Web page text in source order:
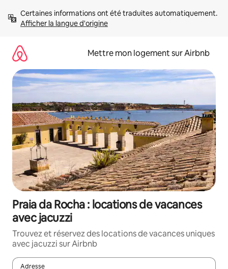
directement
Afficher la langue d'origine
Mettre mon logement sur Airbnb
Praia da Rocha : locations de vacances
avec jacuzzi
Trouvez et réservez des locations de vacances uniques
avec jacuzzi sur Airbnb
Adresse